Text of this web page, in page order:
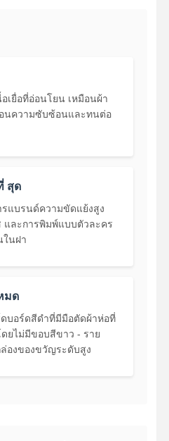
ทุกกรณี
อนิกส์
เยื่อที่อ่อนโยน เหมือนผ้า
นความซับซ้อนและทนต่อ
สุด
แบรนด์ความขัดแย้งสูง
และการพิมพ์แบบตัวละคร
ในฝา
มด
บอร์ดสีดําที่มีมือตัดผ้าห่อที่
ยไม่มีขอบสีขาว - ราย
องของขวัญระดับสูง